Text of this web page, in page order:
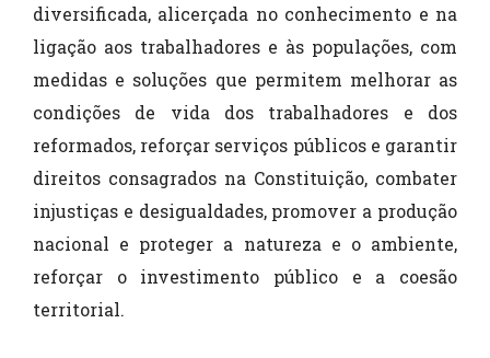
diversificada, alicerçada no conhecimento e na
ligação aos trabalhadores e às populações, com
medidas e soluções que permitem melhorar as
condições de vida dos trabalhadores e dos
reformados, reforçar serviços públicos e garantir
direitos consagrados na Constituição, combater
injustiças e desigualdades, promover a produção
nacional e proteger a natureza e o ambiente,
reforçar o investimento público e a coesão
territorial.